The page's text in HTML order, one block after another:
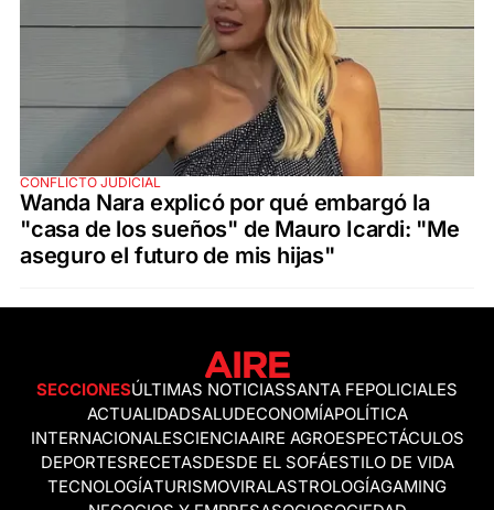
CONFLICTO JUDICIAL
Wanda Nara explicó por qué embargó la
"casa de los sueños" de Mauro Icardi: "Me
aseguro el futuro de mis hijas"
SECCIONESÚLTIMAS NOTICIASSANTA FEPOLICIALES
ACTUALIDADSALUDECONOMÍAPOLÍTICA
INTERNACIONALESCIENCIAAIRE AGROESPECTÁCULOS
DEPORTESRECETASDESDE EL SOFÁESTILO DE VIDA
TECNOLOGÍATURISMOVIRALASTROLOGÍAGAMING